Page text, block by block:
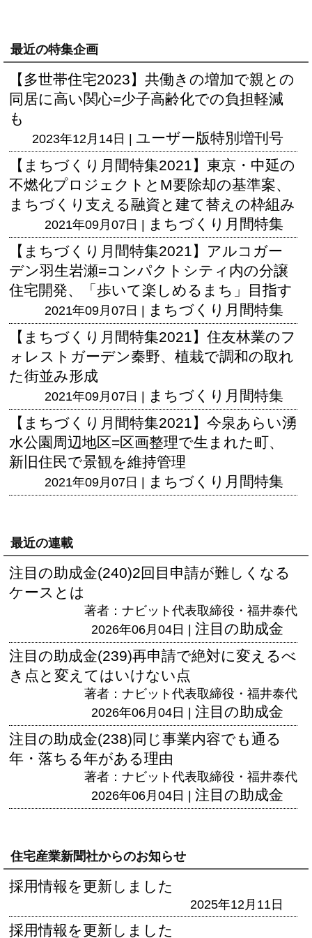
最近の特集企画
【多世帯住宅2023】共働きの増加で親との
同居に高い関心=少子高齢化での負担軽減
も
2023年12月14日 | ユーザー版特別増刊号
【まちづくり月間特集2021】東京・中延の
不燃化プロジェクトとM要除却の基準案、
まちづくり支える融資と建て替えの枠組み
2021年09月07日 | まちづくり月間特集
【まちづくり月間特集2021】アルコガー
デン羽生岩瀬=コンパクトシティ内の分譲
住宅開発、「歩いて楽しめるまち」目指す
2021年09月07日 | まちづくり月間特集
【まちづくり月間特集2021】住友林業のフ
ォレストガーデン秦野、植栽で調和の取れ
た街並み形成
2021年09月07日 | まちづくり月間特集
【まちづくり月間特集2021】今泉あらい湧
水公園周辺地区=区画整理で生まれた町、
新旧住民で景観を維持管理
2021年09月07日 | まちづくり月間特集
最近の連載
注目の助成金(240)2回目申請が難しくなる
ケースとは
著者：ナビット代表取締役・福井泰代
2026年06月04日 | 注目の助成金
注目の助成金(239)再申請で絶対に変えるべ
き点と変えてはいけない点
著者：ナビット代表取締役・福井泰代
2026年06月04日 | 注目の助成金
注目の助成金(238)同じ事業内容でも通る
年・落ちる年がある理由
著者：ナビット代表取締役・福井泰代
2026年06月04日 | 注目の助成金
住宅産業新聞社からのお知らせ
採用情報を更新しました
2025年12月11日
採用情報を更新しました